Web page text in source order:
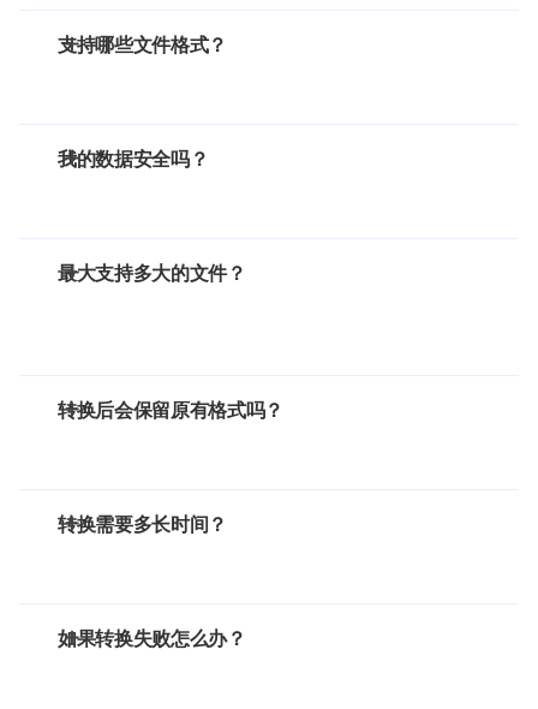
支持哪些文件格式？
我的数据安全吗？
最大支持多大的文件？
转换后会保留原有格式吗？
转换需要多长时间？
如果转换失败怎么办？